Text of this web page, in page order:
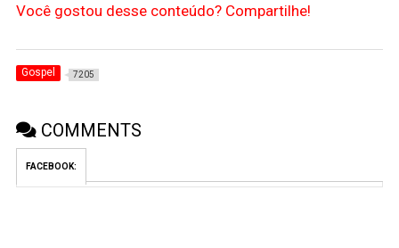
Você gostou desse conteúdo? Compartilhe!
Gospel 7205
COMMENTS
FACEBOOK: